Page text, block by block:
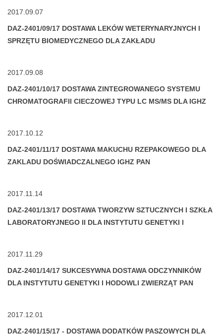
2017.09.07
DAZ-2401/09/17 DOSTAWA LEKÓW WETERYNARYJNYCH I
SPRZĘTU BIOMEDYCZNEGO DLA ZAKŁADU
2017.09.08
DAZ-2401/10/17 DOSTAWA ZINTEGROWANEGO SYSTEMU
CHROMATOGRAFII CIECZOWEJ TYPU LC MS/MS DLA IGHZ
2017.10.12
DAZ-2401/11/17 DOSTAWA MAKUCHU RZEPAKOWEGO DLA
ZAKLADU DOŚWIADCZALNEGO IGHZ PAN
2017.11.14
DAZ-2401/13/17 DOSTAWA TWORZYW SZTUCZNYCH I SZKŁA
LABORATORYJNEGO II DLA INSTYTUTU GENETYKI I
2017.11.29
DAZ-2401/14/17 SUKCESYWNA DOSTAWA ODCZYNNIKÓW
DLA INSTYTUTU GENETYKI I HODOWLI ZWIERZĄT PAN
2017.12.01
DAZ-2401/15/17 - DOSTAWA DODATKÓW PASZOWYCH DLA